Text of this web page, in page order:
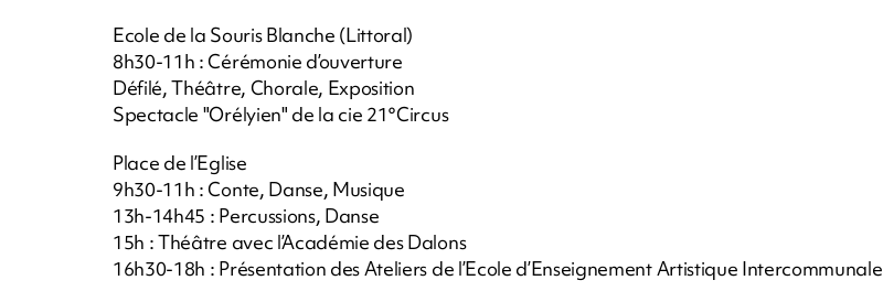
Ecole de la Souris Blanche (Littoral)
8h30-11h : Cérémonie d’ouverture
Défilé, Théâtre, Chorale, Exposition
Spectacle "Orélyien" de la cie 21°Circus
Place de l’Eglise
9h30-11h : Conte, Danse, Musique
13h-14h45 : Percussions, Danse
15h : Théâtre avec l’Académie des Dalons
16h30-18h : Présentation des Ateliers de l’Ecole d’Enseignement Artistique Intercommunale